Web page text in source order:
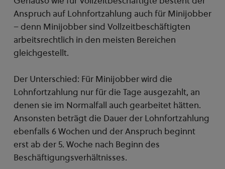
Anspruch auf Lohnfortzahlung auch für Minijobber
– denn Minijobber sind Vollzeitbeschäftigten
arbeitsrechtlich in den meisten Bereichen
gleichgestellt.
Der Unterschied: Für Minijobber wird die
Lohnfortzahlung nur für die Tage ausgezahlt, an
denen sie im Normalfall auch gearbeitet hätten.
Ansonsten beträgt die Dauer der Lohnfortzahlung
ebenfalls 6 Wochen und der Anspruch beginnt
erst ab der 5. Woche nach Beginn des
Beschäftigungsverhältnisses.